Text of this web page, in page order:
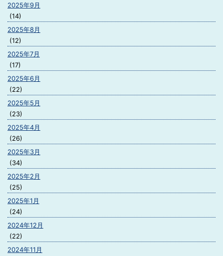
2025年9月
(14)
2025年8月
(12)
2025年7月
(17)
2025年6月
(22)
2025年5月
(23)
2025年4月
(26)
2025年3月
(34)
2025年2月
(25)
2025年1月
(24)
2024年12月
(22)
2024年11月